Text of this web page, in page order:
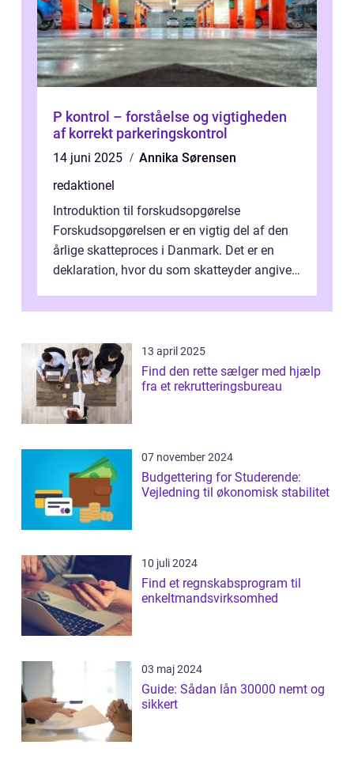
P kontrol – forståelse og vigtigheden
af korrekt parkeringskontrol
14 juni 2025
Annika Sørensen
redaktionel
Introduktion til forskudsopgørelse
Forskudsopgørelsen er en vigtig del af den
årlige skatteproces i Danmark. Det er en
deklaration, hvor du som skatteyder angiver
13 april 2025
Find den rette sælger med hjælp
fra et rekrutteringsbureau
07 november 2024
Budgettering for Studerende:
Vejledning til økonomisk stabilitet
10 juli 2024
Find et regnskabsprogram til
enkeltmandsvirksomhed
03 maj 2024
Guide: Sådan lån 30000 nemt og
sikkert